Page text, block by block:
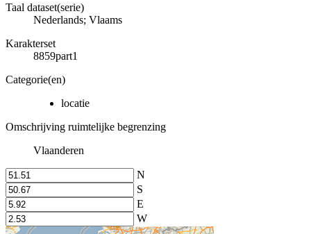
Taal dataset(serie)
Nederlands; Vlaams
Karakterset
8859part1
Categorie(en)
locatie
Omschrijving ruimtelijke begrenzing
Vlaanderen
N
S
E
W